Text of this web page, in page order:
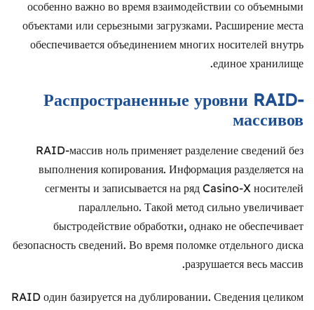
особенно важно во время взаимодействии со объемными
объектами или серьезными загрузками. Расширение места
обеспечивается объединением многих носителей внутрь
единое хранилище.
Распространенные уровни RAID-
массивов
RAID-массив ноль применяет разделение сведений без
выполнения копирования. Информация разделяется на
сегменты и записывается на ряд Casino-X носителей
параллельно. Такой метод сильно увеличивает
быстродействие обработки, однако не обеспечивает
безопасность сведений. Во время поломке отдельного диска
разрушается весь массив.
RAID один базируется на дублировании. Сведения целиком